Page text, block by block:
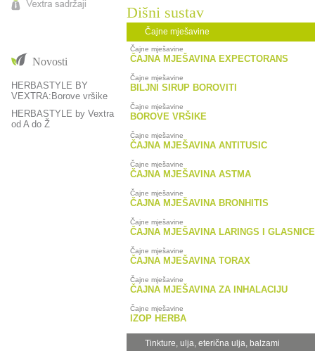
Novosti
HERBASTYLE BY
VEXTRA:Borove vršike
HERBASTYLE by Vextra
od A do Ž
Dišni sustav
Čajne mješavine
Čajne mješavine
ČAJNA MJEŠAVINA EXPECTORANS
Čajne mješavine
BILJNI SIRUP BOROVITI
Čajne mješavine
BOROVE VRŠIKE
Čajne mješavine
ČAJNA MJEŠAVINA ANTITUSIC
Čajne mješavine
ČAJNA MJEŠAVINA ASTMA
Čajne mješavine
ČAJNA MJEŠAVINA BRONHITIS
Čajne mješavine
ČAJNA MJEŠAVINA LARINGS I GLASNICE
Čajne mješavine
ČAJNA MJEŠAVINA TORAX
Čajne mješavine
ČAJNA MJEŠAVINA ZA INHALACIJU
Čajne mješavine
IZOP HERBA
Tinkture, ulja, eterična ulja, balzami